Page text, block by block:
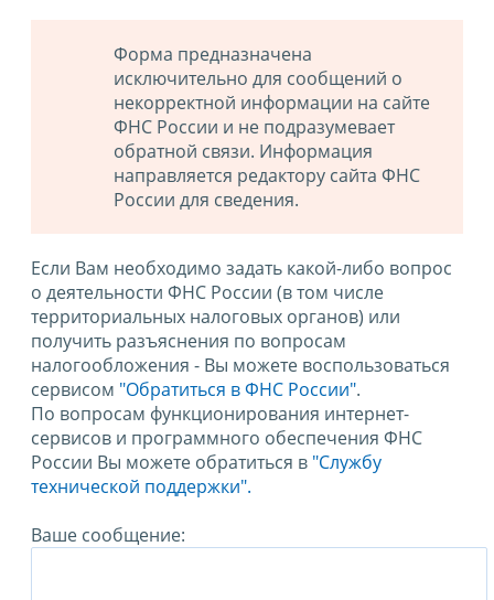
Форма предназначена
исключительно для сообщений о
некорректной информации на сайте
ФНС России и не подразумевает
обратной связи. Информация
направляется редактору сайта ФНС
России для сведения.
Если Вам необходимо задать какой-либо вопрос
о деятельности ФНС России (в том числе
территориальных налоговых органов) или
получить разъяснения по вопросам
налогообложения - Вы можете воспользоваться
сервисом "Обратиться в ФНС России".
По вопросам функционирования интернет-
сервисов и программного обеспечения ФНС
России Вы можете обратиться в "Службу
технической поддержки".
Ваше сообщение: